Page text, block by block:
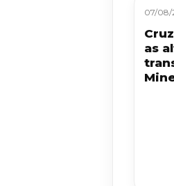
07/08/
as